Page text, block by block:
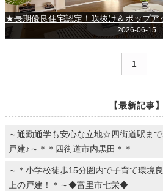
2026-06-15
1
【最新記事】
～通勤通学も安心な立地☆四街道駅ま
戸建♪～＊＊四街道市内黒田＊＊
～＊小学校徒歩15分圏内で子育て環境
上の戸建！＊～◆富里市七栄◆